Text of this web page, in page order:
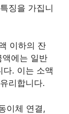
징을 가집니
이하의 잔
에는 일반
다. 이는 소액
리합니다.
이체 연결,